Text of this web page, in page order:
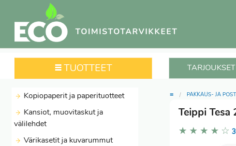
TUOTTEET
Kopiopaperit ja paperituotteet
Kansiot, muovitaskut ja
välilehdet
Värikasetit ja kuvarummut
≡ PAKKAUS- JA
Teippi
★ ★ ★ ★ ☆